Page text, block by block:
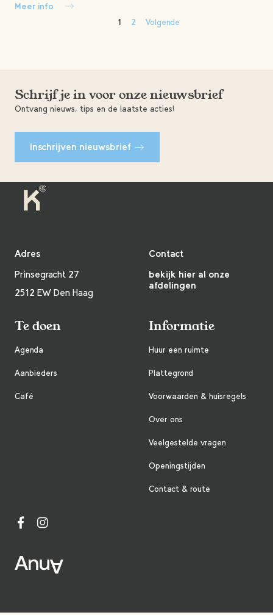
Meer info
1
2 Volgende
Schrijf je in voor onze nieuwsbrief
Ontvang nieuws, tips en de laatste acties!
Inschrijven nieuwsbrief
Adres
Prinsegracht 27
2512 EW Den Haag
Contact
bekijk hier al onze
afdelingen
Te doen
Agenda
Aanbieders
Café
Informatie
Huur een ruimte
Plattegrond
Voorwaarden & huisregels
Over ons
Veelgestelde vragen
Openingstijden
Contact & route